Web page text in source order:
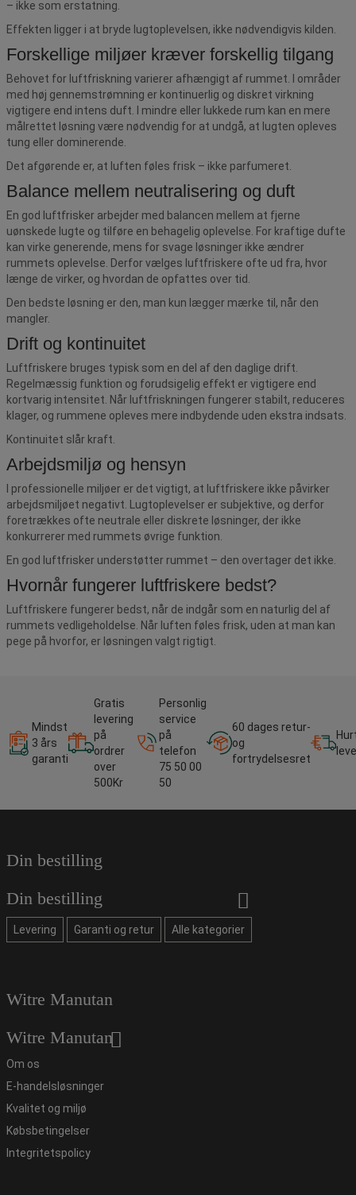
– ikke som erstatning.
Effekten ligger i at bryde lugtoplevelsen, ikke nødvendigvis kilden.
Forskellige miljøer kræver forskellig tilgang
Behovet for luftfriskning varierer afhængigt af rummet. I områder
med høj gennemstrømning er kontinuerlig og diskret virkning
vigtigere end intens duft. I mindre eller lukkede rum kan en mere
målrettet løsning være nødvendig for at undgå, at lugten opleves
tung eller dominerende.
Det afgørende er, at luften føles frisk – ikke parfumeret.
Balance mellem neutralisering og duft
En god luftfrisker arbejder med balancen mellem at fjerne
uønskede lugte og tilføre en behagelig oplevelse. For kraftige dufte
kan virke generende, mens for svage løsninger ikke ændrer
rummets oplevelse. Derfor vælges luftfriskere ofte ud fra, hvor
længe de virker, og hvordan de opfattes over tid.
Den bedste løsning er den, man kun lægger mærke til, når den
mangler.
Drift og kontinuitet
Luftfriskere bruges typisk som en del af den daglige drift.
Regelmæssig funktion og forudsigelig effekt er vigtigere end
kortvarig intensitet. Når luftfriskningen fungerer stabilt, reduceres
klager, og rummene opleves mere indbydende uden ekstra indsats.
Kontinuitet slår kraft.
Arbejdsmiljø og hensyn
I professionelle miljøer er det vigtigt, at luftfriskere ikke påvirker
arbejdsmiljøet negativt. Lugtoplevelser er subjektive, og derfor
foretrækkes ofte neutrale eller diskrete løsninger, der ikke
konkurrerer med rummets øvrige funktion.
En god luftfrisker understøtter rummet – den overtager det ikke.
Hvornår fungerer luftfriskere bedst?
Luftfriskere fungerer bedst, når de indgår som en naturlig del af
rummets vedligeholdelse. Når luften føles frisk, uden at man kan
pege på hvorfor, er løsningen valgt rigtigt.
Mindst
3 års
garanti
Gratis
levering
på
ordrer
over
500Kr
Personlig
service
på
telefon
75 50 00
50
60 dages retur-
og
fortrydelsesret
Din bestilling
Din bestilling
Levering Garanti og retur Alle kategorier
Witre Manutan
Witre Manutan
Om os
E-handelsløsninger
Kvalitet og miljø
Købsbetingelser
Integritetspolicy